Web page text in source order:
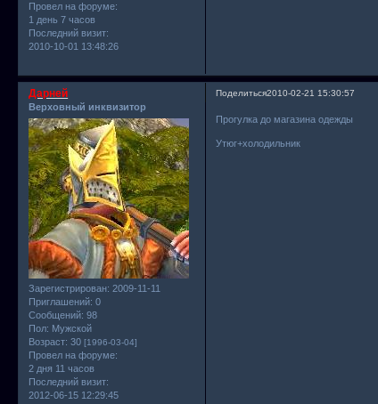
Провел на форуме:
1 день 7 часов
Последний визит:
2010-10-01 13:48:26
Поделиться2010-02-21 15:30:57
Дарней
Верховный инквизитор
Зарегистрирован: 2009-11-11
Приглашений: 0
Сообщений: 98
Пол: Мужской
Возраст: 30[1996-03-04]
Провел на форуме:
2 дня 11 часов
Последний визит:
2012-06-15 12:29:45
Прогулка до магазина одежды
Утюг+холодильник